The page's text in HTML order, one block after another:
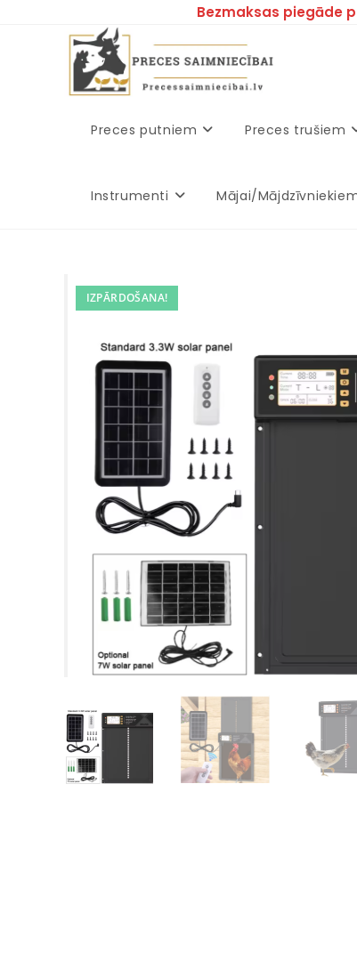
Bezmaksas piegāde
Preces putniem Preces trušiem
Instrumenti Mājai/
IZPĀRDOŠANA!